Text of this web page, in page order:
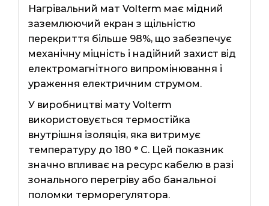
Нагрівальний мат Volterm має мідний
заземлюючий екран з щільністю
перекриття більше 98%, що забезпечує
механічну міцність і надійний захист від
електромагнітного випромінювання і
ураження електричним струмом.
У виробництві мату Volterm
використовується термостійка
внутрішня ізоляція, яка витримує
температуру до 180 ° C. Цей показник
значно впливає на ресурс кабелю в разі
зонального перегріву або банальної
поломки терморегулятора.